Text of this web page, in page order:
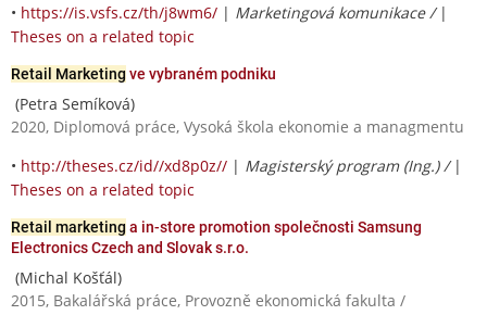
• https://is.vsfs.cz/th/j8wm6/ | Marketingová komunikace / |
Theses on a related topic
Retail Marketing ve vybraném podniku
(Petra Semíková)
2020, Diplomová práce, Vysoká škola ekonomie a managmentu
• http://theses.cz/id//xd8p0z// | Magisterský program (Ing.) / |
Theses on a related topic
Retail marketing a in-store promotion společnosti Samsung
Electronics Czech and Slovak s.r.o.
(Michal Košťál)
2015, Bakalářská práce, Provozně ekonomická fakulta /